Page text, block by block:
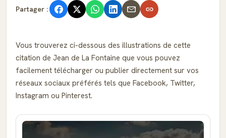
Partager :
Vous trouverez ci-dessous des illustrations de cette
citation de Jean de La Fontaine que vous pouvez
facilement télécharger ou publier directement sur vos
réseaux sociaux préférés tels que Facebook, Twitter,
Instagram ou Pinterest.